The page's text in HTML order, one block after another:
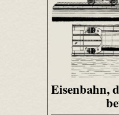
Eisenbahn,